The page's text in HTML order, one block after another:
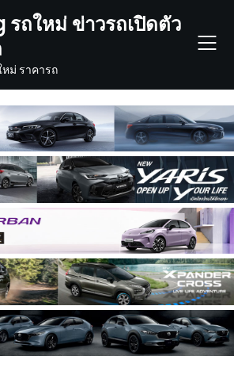
รถใหม่ ข่าวรถเปิดตัว
ม่ ราคารถ